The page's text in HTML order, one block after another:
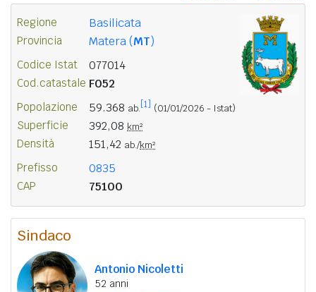
Regione Basilicata
Provincia Matera (MT)
Codice Istat 077014
Cod.catastale F052
Popolazione 59.368 ab. [1] (01/01/2026 - Istat)
Superficie 392,08 km²
Densità 151,42 ab./km²
Prefisso 0835
CAP 75100
Sindaco
Antonio Nicoletti
52 anni